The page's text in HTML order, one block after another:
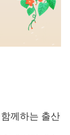
께하는 출산